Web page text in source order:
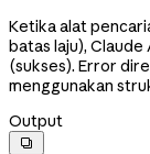
Ketika alat
batas laju),
(sukses). Error
menggunakan
Output
